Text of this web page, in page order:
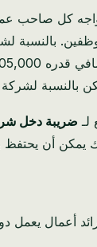
كل صاحب
لشركة
لـ ضريبة دخل
أن يحتفظ
أعمال يعمل